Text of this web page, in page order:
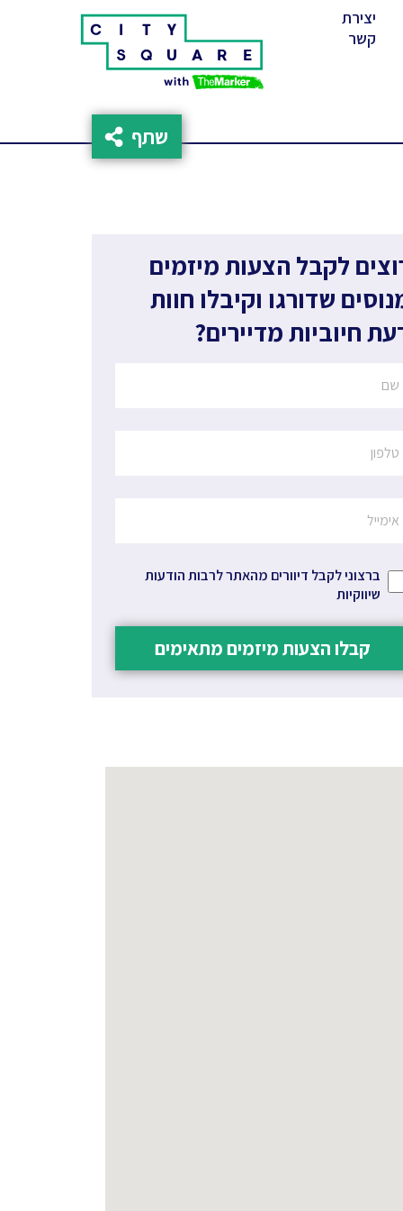
יצירת
קשר
שתף
לקבל הצעות מיזמים
שדורגו וקיבלו חוות
חיוביות מדיירים?
ברצוני לקבל דיוורים מהאתר לרבות הודעות
שיווקיות
קבלו הצעות מיזמים מתאימים